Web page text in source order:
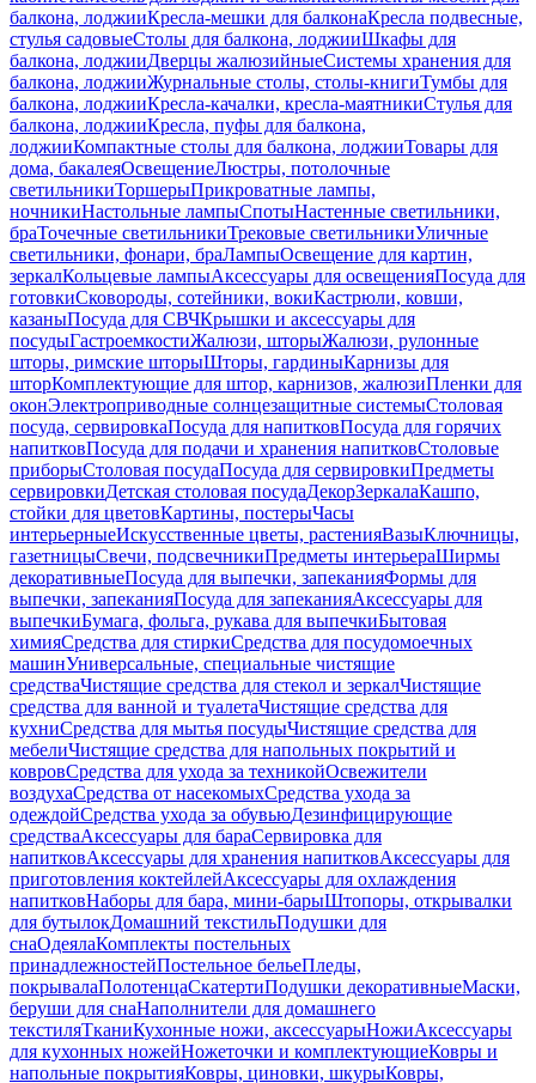
балкона, лоджииКресла-мешки для балконаКресла подвесные,
стулья садовыеСтолы для балкона, лоджииШкафы для
балкона, лоджииДверцы жалюзийныеСистемы хранения для
балкона, лоджииЖурнальные столы, столы-книгиТумбы для
балкона, лоджииКресла-качалки, кресла-маятникиСтулья для
балкона, лоджииКресла, пуфы для балкона,
лоджииКомпактные столы для балкона, лоджииТовары для
дома, бакалеяОсвещениеЛюстры, потолочные
светильникиТоршерыПрикроватные лампы,
ночникиНастольные лампыСпотыНастенные светильники,
браТочечные светильникиТрековые светильникиУличные
светильники, фонари, браЛампыОсвещение для картин,
зеркалКольцевые лампыАксессуары для освещенияПосуда для
готовкиСковороды, сотейники, вокиКастрюли, ковши,
казаныПосуда для СВЧКрышки и аксессуары для
посудыГастроемкостиЖалюзи, шторыЖалюзи, рулонные
шторы, римские шторыШторы, гардиныКарнизы для
шторКомплектующие для штор, карнизов, жалюзиПленки для
оконЭлектроприводные солнцезащитные системыСтоловая
посуда, сервировкаПосуда для напитковПосуда для горячих
напитковПосуда для подачи и хранения напитковСтоловые
приборыСтоловая посудаПосуда для сервировкиПредметы
сервировкиДетская столовая посудаДекорЗеркалаКашпо,
стойки для цветовКартины, постерыЧасы
интерьерныеИскусственные цветы, растенияВазыКлючницы,
газетницыСвечи, подсвечникиПредметы интерьераШирмы
декоративныеПосуда для выпечки, запеканияФормы для
выпечки, запеканияПосуда для запеканияАксессуары для
выпечкиБумага, фольга, рукава для выпечкиБытовая
химияСредства для стиркиСредства для посудомоечных
машинУниверсальные, специальные чистящие
средстваЧистящие средства для стекол и зеркалЧистящие
средства для ванной и туалетаЧистящие средства для
кухниСредства для мытья посудыЧистящие средства для
мебелиЧистящие средства для напольных покрытий и
ковровСредства для ухода за техникойОсвежители
воздухаСредства от насекомыхСредства ухода за
одеждойСредства ухода за обувьюДезинфицирующие
средстваАксессуары для бараСервировка для
напитковАксессуары для хранения напитковАксессуары для
приготовления коктейлейАксессуары для охлаждения
напитковНаборы для бара, мини-барыШтопоры, открывалки
для бутылокДомашний текстильПодушки для
снаОдеялаКомплекты постельных
принадлежностейПостельное бельеПледы,
покрывалаПолотенцаСкатертиПодушки декоративныеМаски,
беруши для снаНаполнители для домашнего
текстиляТканиКухонные ножи, аксессуарыНожиАксессуары
для кухонных ножейНожеточки и комплектующиеКовры и
напольные покрытияКовры, циновки, шкурыКовры,